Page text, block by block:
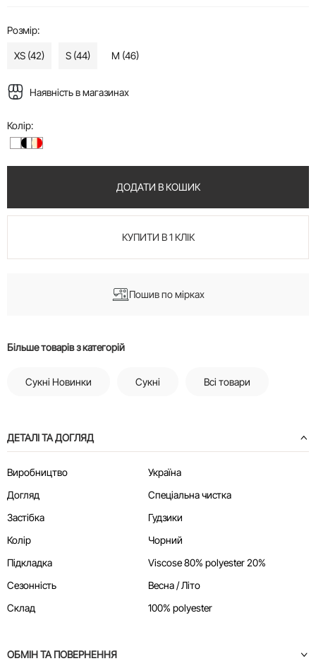
Розмір:
XS (42) S (44) M (46)
Наявність в магазинах
Колір:
ДОДАТИ В КОШИК
КУПИТИ В 1 КЛІК
Пошив по мірках
Більше товарів з категорій
Сукні Новинки Сукні Всі товари
ДЕТАЛІ ТА ДОГЛЯД
Виробництво
Україна
Догляд
Спеціальна чистка
Застібка
Гудзики
Колір
Чорний
Підкладка
Viscose 80% polyester 20%
Сезонність
Весна / Літо
Склад
100% polyester
ОБМІН ТА ПОВЕРНЕННЯ